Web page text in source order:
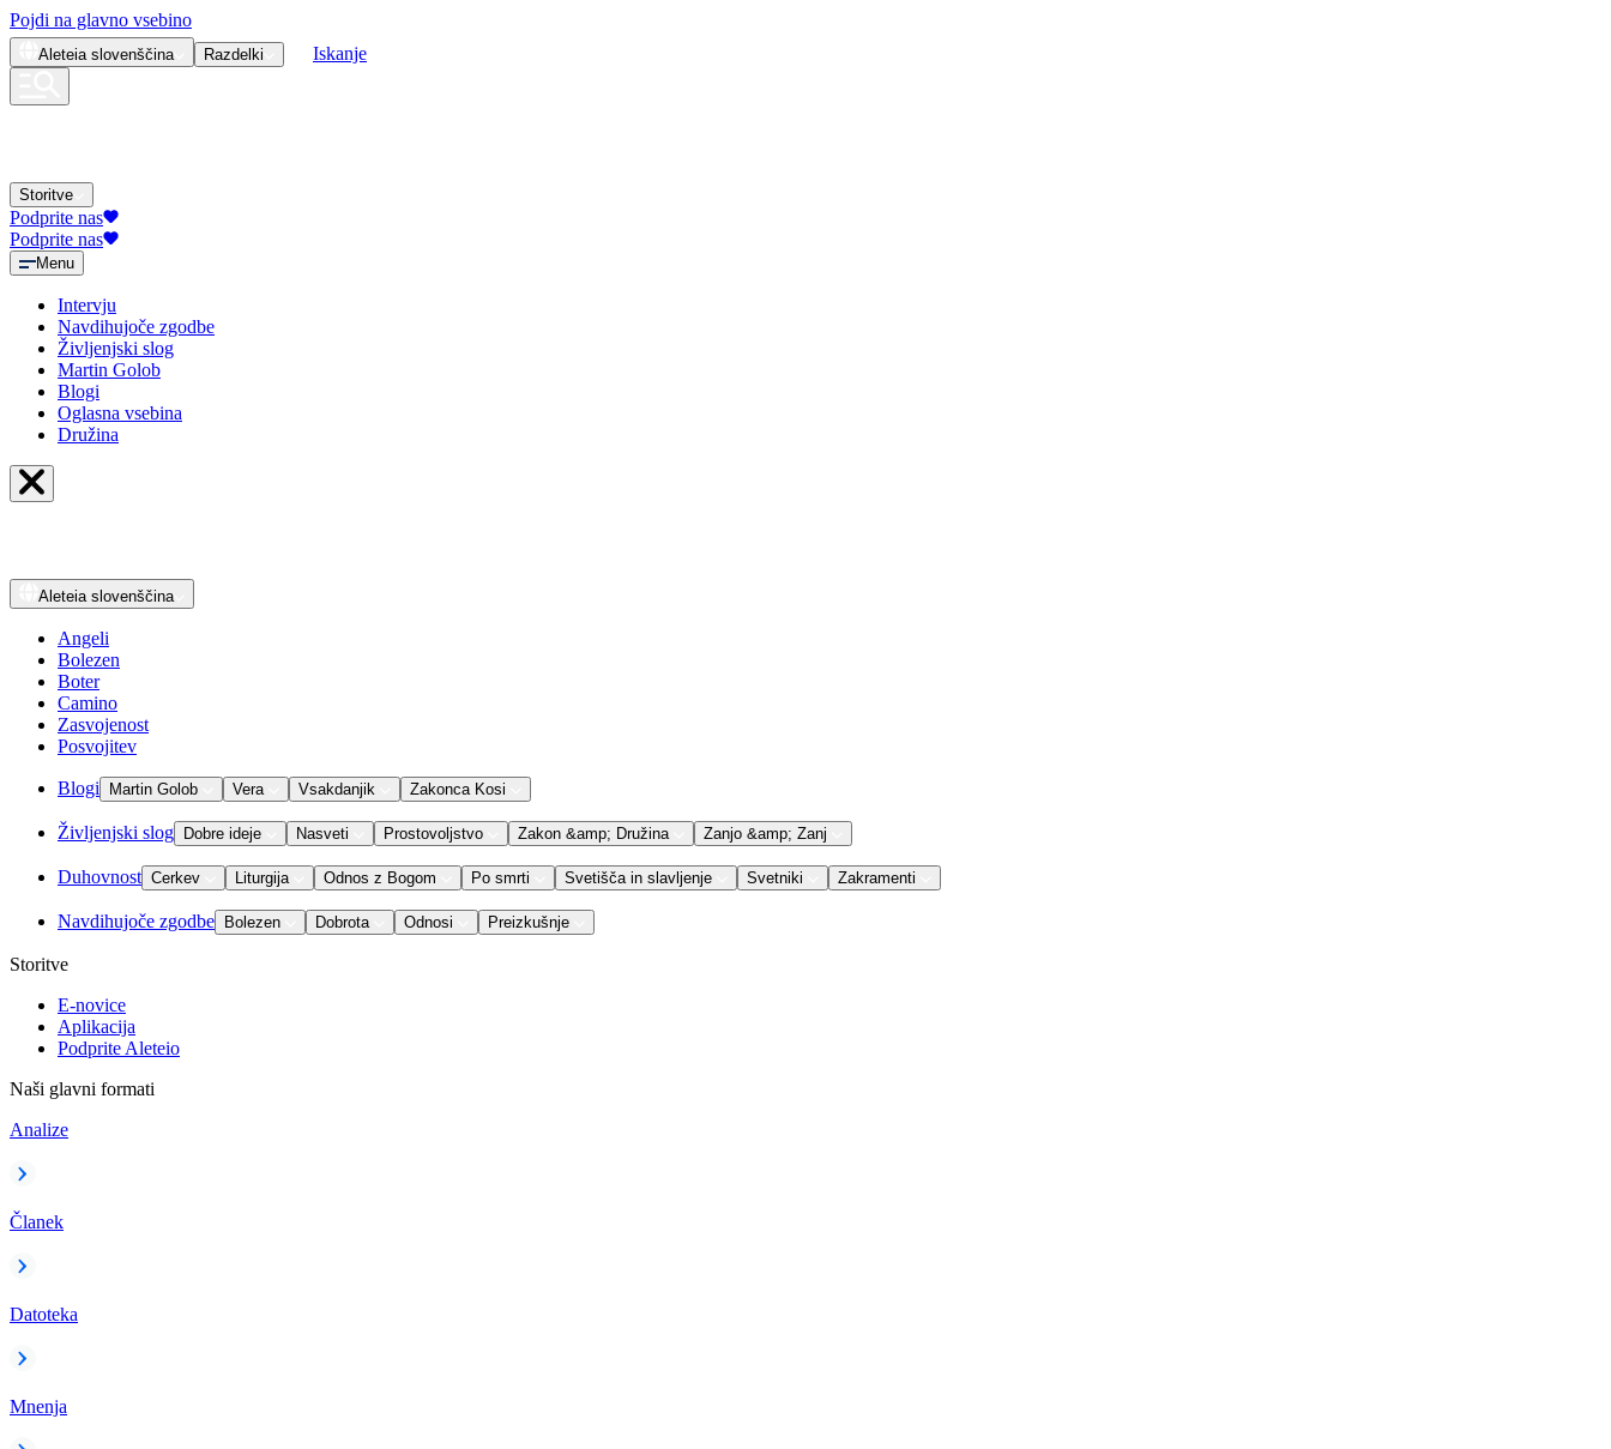
Pojdi na glavno vsebino
Aleteia slovenščina Razdelki Iskanje
Storitve
Podprite nas
Podprite nas
Menu
Intervju
Navdihujoče zgodbe
Življenjski slog
Martin Golob
Blogi
Oglasna vsebina
Družina
Aleteia slovenščina
Angeli
Bolezen
Boter
Camino
Zasvojenost
Posvojitev
Blogi Martin Golob Vera Vsakdanjik Zakonca Kosi
Življenjski slog Dobre ideje Nasveti Prostovoljstvo Zakon &amp; Družina Zanjo &amp; Zanj
Duhovnost Cerkev Liturgija Odnos z Bogom Po smrti Svetišča in slavljenje Svetniki Zakramenti
Navdihujoče zgodbe Bolezen Dobrota Odnosi Preizkušnje
Storitve
E-novice
Aplikacija
Podprite Aleteio
Naši glavni formati
Analize
Članek
Datoteka
Mnenja